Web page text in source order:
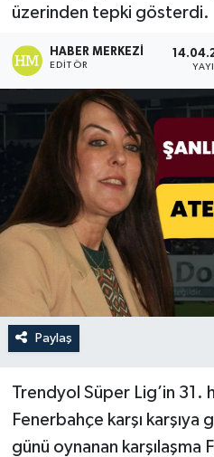
üzerinden tepki gösterdi.
HABER MERKEZI
EDITÖR
Paylaş
Trendyol Süper Lig’in 31.
Fenerbahçe karşı karşıya
günü oynanan karşılaşma